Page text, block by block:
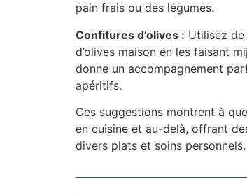
pain frais ou des légumes.
Confitures d’olives : Utilisez de
d’olives maison en les faisant
donne un accompagnement
apéritifs.
Ces suggestions montrent à
en cuisine et au-delà, offrant
divers plats et soins personnels.